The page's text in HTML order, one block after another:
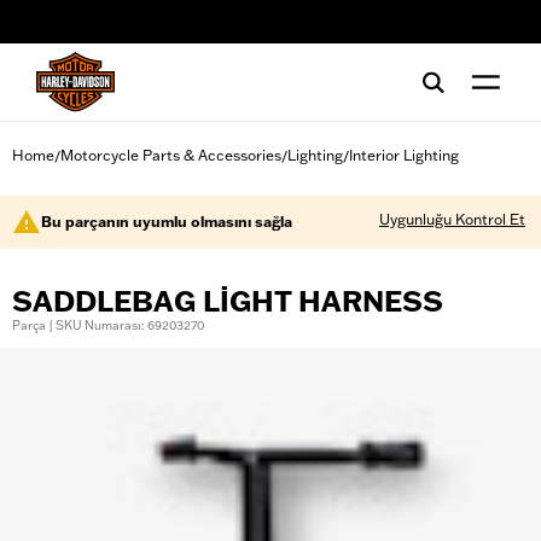
Home/Motorcycle Parts & Accessories/Lighting/Interior Lighting
Bu parçanın uyumlu olmasını sağla Uygunluğu Kontrol Et
SADDLEBAG LIGHT HARNESS
Parça | SKU Numarası: 69203270